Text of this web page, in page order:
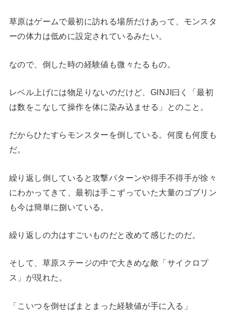
草原はゲームで最初に訪れる場所だけあって、モンスタ
ーの体力は低めに設定されているみたい。
なので、倒した時の経験値も微々たるもの。
レベル上げには物足りないのだけど、GINJI曰く「最初
は数をこなして操作を体に染み込ませる」とのこと。
だからひたすらモンスターを倒している。何度も何度も
だ。
繰り返し倒していると攻撃パターンや得手不得手が徐々
にわかってきて、最初は手こずっていた大量のゴブリン
も今は簡単に捌いている。
繰り返しの力はすごいものだと改めて感じたのだ。
そして、草原ステージの中で大きめな敵「サイクロプ
ス」が現れた。
「こいつを倒せばまとまった経験値が手に入る」